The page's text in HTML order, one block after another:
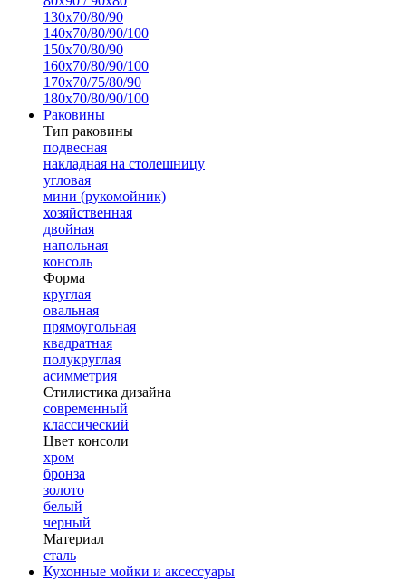
130х70/80/90
140х70/80/90/100
150х70/80/90
160х70/80/90/100
170х70/75/80/90
180х70/80/90/100
Раковины
Тип раковины
подвесная
накладная на столешницу
угловая
мини (рукомойник)
хозяйственная
двойная
напольная
консоль
Форма
круглая
овальная
прямоугольная
квадратная
полукруглая
асимметрия
Стилистика дизайна
современный
классический
Цвет консоли
хром
бронза
золото
белый
черный
Материал
сталь
Кухонные мойки и аксессуары